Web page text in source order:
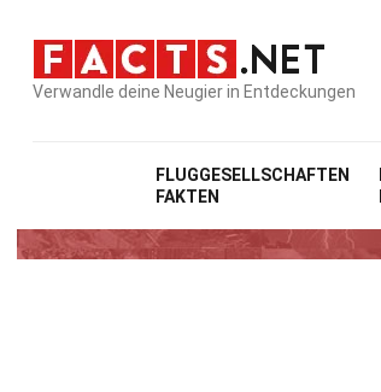
Verwandle deine Neugier in Entdeckungen
FLUGGESELLSCHAFTEN
FAKTEN